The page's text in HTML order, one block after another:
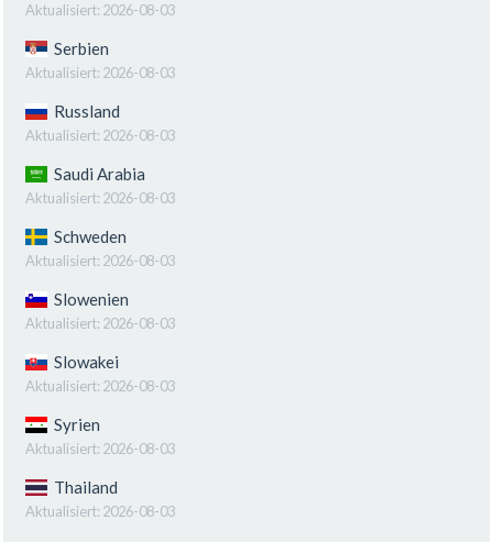
Aktualisiert: 2026-08-03
Serbien
Aktualisiert: 2026-08-03
Russland
Aktualisiert: 2026-08-03
Saudi Arabia
Aktualisiert: 2026-08-03
Schweden
Aktualisiert: 2026-08-03
Slowenien
Aktualisiert: 2026-08-03
Slowakei
Aktualisiert: 2026-08-03
Syrien
Aktualisiert: 2026-08-03
Thailand
Aktualisiert: 2026-08-03